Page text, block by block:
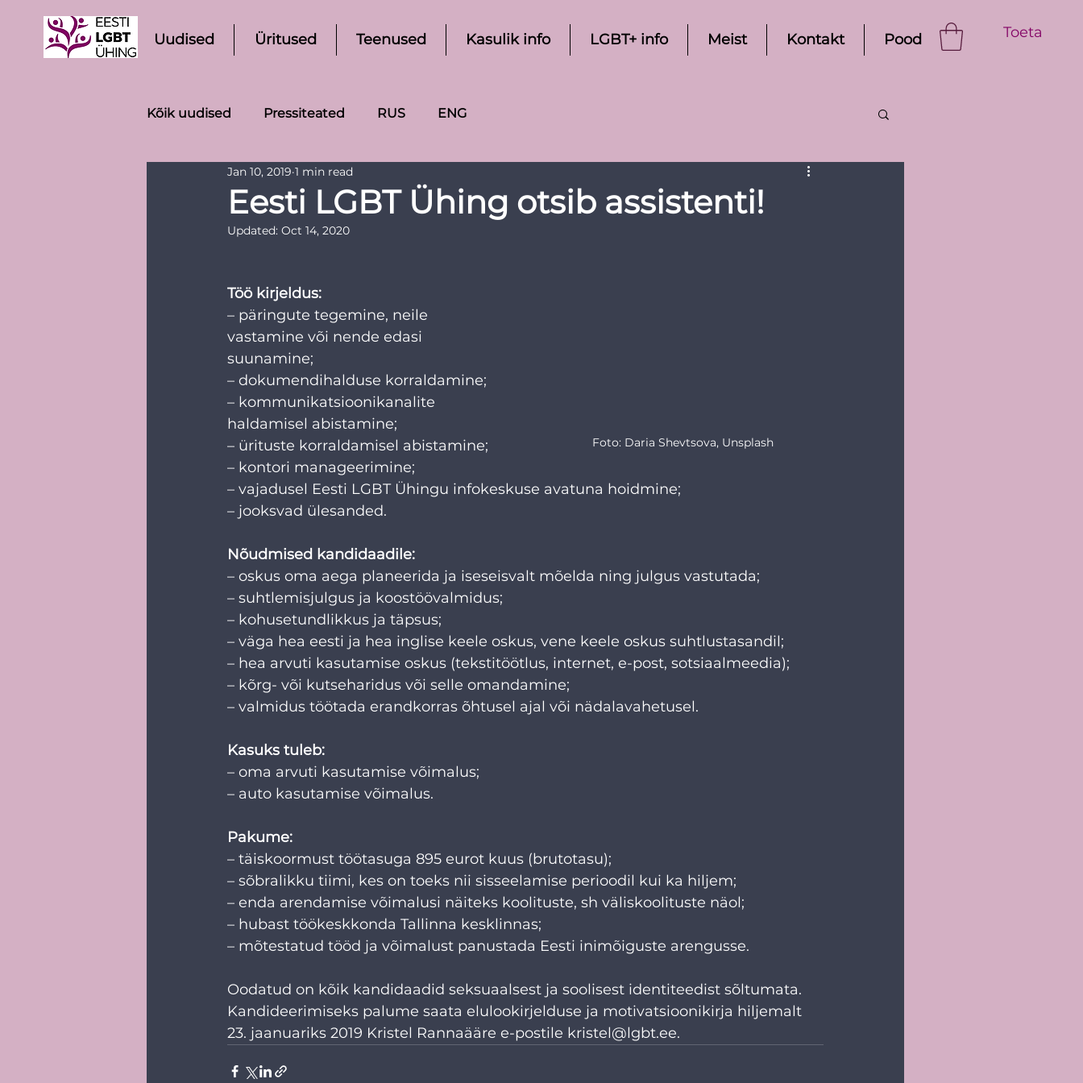
Uudised Üritused Teenused Kasulik info LGBT+ info Meist Kontakt Pood Toeta
Kõik uudised Pressiteated RUS ENG
Eesti LGBT Ühing otsib assistenti!
Jan 10, 2019 1 min read
Updated: Oct 14, 2020
Foto: Daria Shevtsova, Unsplash
Töö kirjeldus:
– päringute tegemine, neile
vastamine või nende edasi
suunamine;
– dokumendihalduse korraldamine;
– kommunikatsioonikanalite
haldamisel abistamine;
– ürituste korraldamisel abistamine;
– kontori manageerimine;
– vajadusel Eesti LGBT Ühingu infokeskuse avatuna hoidmine;
– jooksvad ülesanded.
Nõudmised kandidaadile:
– oskus oma aega planeerida ja iseseisvalt mõelda ning julgus vastutada;
– suhtlemisjulgus ja koostöövalmidus;
– kohusetundlikkus ja täpsus;
– väga hea eesti ja hea inglise keele oskus, vene keele oskus suhtlustasandil;
– hea arvuti kasutamise oskus (tekstitöötlus, internet, e-post, sotsiaalmeedia);
– kõrg- või kutseharidus või selle omandamine;
– valmidus töötada erandkorras õhtusel ajal või nädalavahetusel.
Kasuks tuleb:
– oma arvuti kasutamise võimalus;
– auto kasutamise võimalus.
Pakume:
– täiskoormust töötasuga 895 eurot kuus (brutotasu);
– sõbralikku tiimi, kes on toeks nii sisseelamise perioodil kui ka hiljem;
– enda arendamise võimalusi näiteks koolituste, sh väliskoolituste näol;
– hubast töökeskkonda Tallinna kesklinnas;
– mõtestatud tööd ja võimalust panustada Eesti inimõiguste arengusse.
Oodatud on kõik kandidaadid seksuaalsest ja soolisest identiteedist sõltumata.
Kandideerimiseks palume saata elulookirjelduse ja motivatsioonikirja hiljemalt
23. jaanuariks 2019 Kristel Rannaääre e-postile kristel@lgbt.ee.